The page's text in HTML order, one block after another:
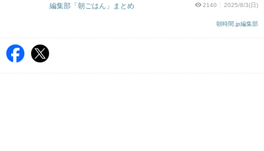
2140 2025/8/3(日)
朝時間.jp編集部
編集部「朝ごはん」まとめ